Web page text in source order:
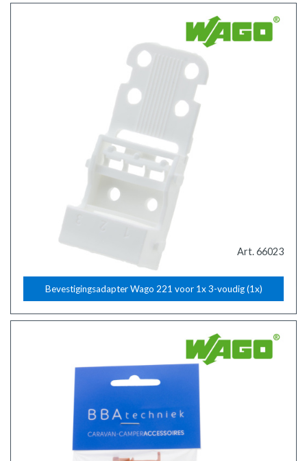
Art. 66023
Bevestigingsadapter Wago 221 voor 1x 3-voudig (1x)